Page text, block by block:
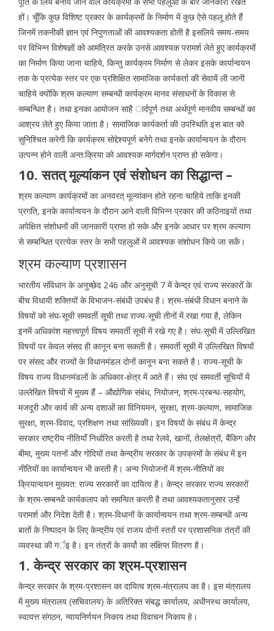
हों। चूँकि कुछ विशिष्ट प्रकार के कार्यक्रमों के निर्माण में कुछ ऐसे पहलू होते हैं
जिनमें तकनीकी ज्ञान एवं निपुणताओं की आवश्यकता होती है इसलिये समय-समय
पर विभिन्न विशेषज्ञों को आमंत्रित करके उनसे आवश्यक परामर्श लेते हुए कार्यक्रमों
का निर्माण किया जाना चाहिये, किन्तु कार्यक्रम निर्माण से लेकर इसके कार्यान्वयन
तक के प्रत्येक स्तर पर एक प्रशिक्षित सामाजिक कार्यकर्ता की सेवायें ली जानी
चाहिये क्योंकि श्रम कल्याण सम्बन्धी कार्यक्रम मानव संसाधनों के विकास से
सम्बन्धित है। तथा इनका आयोजन साहै ार्दपूर्ण तथा अर्थपूर्ण मानवीय सम्बन्धों का
आश्रय लेते हुए किया जाता है। सामाजिक कार्यकर्ता की उपस्थिति इस बात को
सुनिश्चित करेगी कि कार्यक्रम सोद्देश्यपूर्ण बनेगे तथा इनके कार्यान्वयन के दौरान
उत्पन्न होने वाली अन्त:क्रिया को आवश्यक मार्गदर्शन प्राप्त हो सकेगा।
10. सतत् मूल्यांकन एवं संशोधन का सिद्धान्त –
श्रम कल्याण कार्यक्रमों का अनवरत् मूल्यांकन होते रहना चाहिये ताकि इनकी
प्रगति, इनके कार्यान्वयन के दौरान आने वाली विभिन्न प्रकार की कठिनाइयों तथा
अपेक्षित संशोधनों की जानकारी प्राप्त हो सके और इनके आधार पर श्रम कल्याण
से सम्बन्धित प्रत्येक स्तर के सभी पहलुओं में आवश्यक संशोधन किये जा सकें।
श्रम कल्याण प्रशासन
भारतीय संविधान के अनुच्छेद 246 और अनुसूची 7 में केन्द्र एवं राज्य सरकारों के
बीच विधायी शक्तियों के विभाजन-संबंधी उपबंध है। श्रम-संबंधी विधान बनाने के
विषयों को संघ-सूची समवर्ती सूची तथा राज्य-सूची तीनों में रखा गया है, लेकिन
इनमें अधिकांश महत्त्वपूर्ण विषय समवर्ती सूची में रखे गए है। संघ-सूची में उल्लिखित
विषयों पर केवल संसद ही कानून बना सकती है। समवर्ती सूची में उल्लिखित विषयों
पर संसद और राज्यों के विधानमंडल दोनों कानून बना सकते है। राज्य-सूची के
विषय राज्य विधानमंडलों के अधिकार-क्षेत्र में आते हैं। संघ एवं समवर्ती सूचियों में
उल्लेखित विषयों में मुख्य हैं – औद्योगिक संबंध, नियोजन, श्रम-प्रबन्ध-सहयोग,
मजदूरी और कार्य की अन्य दशाओं का विनियमन, सुरक्षा, श्रम-कल्याण, सामाजिक
सुरक्षा, श्रम-विवाद, प्रशिक्षण तथा सांख्यिकी। इन विषयों के संबंध में केन्द्र
सरकार राष्ट्रीय नीतियाँ निर्धारित करती है तथा रेलवे, खानों, तेलक्षेत्रों, बैंकिग और
बीमा, मुख्य पतनों और गोदियों तथा केन्द्रीय सरकार के उपक्रमों के संबंध में इन
नीतियों का कार्यान्वयन भी करती है। अन्य नियोजनों में श्रम-नीतियों का
क्रियान्वयन मुख्यत: राज्य सरकारों का दायित्व है। केन्द्र सरकार राज्य सरकारों
के श्रम-सम्बन्धी कार्यकलाप को समन्वित करती है तथा आवश्यकतानुसार उन्हें
परामर्श और निदेश देती है। श्रम-विधानों के कार्यान्वयन तथा श्रम-सम्बन्धी अन्य
बातों के निष्पादन के लिए केन्द्रीय एवं राजय दोनों स्तरों पर प्रशासनिक तंत्रों की
व्यवस्था की गर्इ है। इन तंत्रों के कार्यो का संक्षिप्त वितरण है।
1. केन्द्र सरकार का श्रम-प्रशासन
केन्द्र सरकार के श्रम-प्रशासन का दायित्व श्रम-मंत्रालय का है। इस मंत्रालय
में मुख्य मंत्रालय (सचिवालय) के अतिरिक्त संबद्ध कार्यालय, अधीनस्थ कार्यालय,
स्वायत्त संगठन, न्यायनिर्णयन निकाय तथा विवाचन निकाय हे।